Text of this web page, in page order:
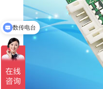
数传电台
物联网定制开发